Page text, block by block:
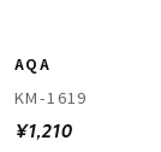
AQA
KM-1619
¥1,210